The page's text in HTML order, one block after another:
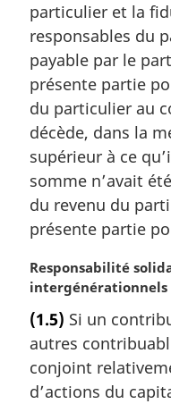
i
n
a
l
e
:
particulier et la
responsables du
payable par le
présente partie
du particulier au
décède, dans la
supérieur à ce
somme n’avait
du revenu du
présente partie
N
o
e
m
a
r
Responsabilité
intergénérationnels
(1.5) Si un
autres
conjoint
d’actions du